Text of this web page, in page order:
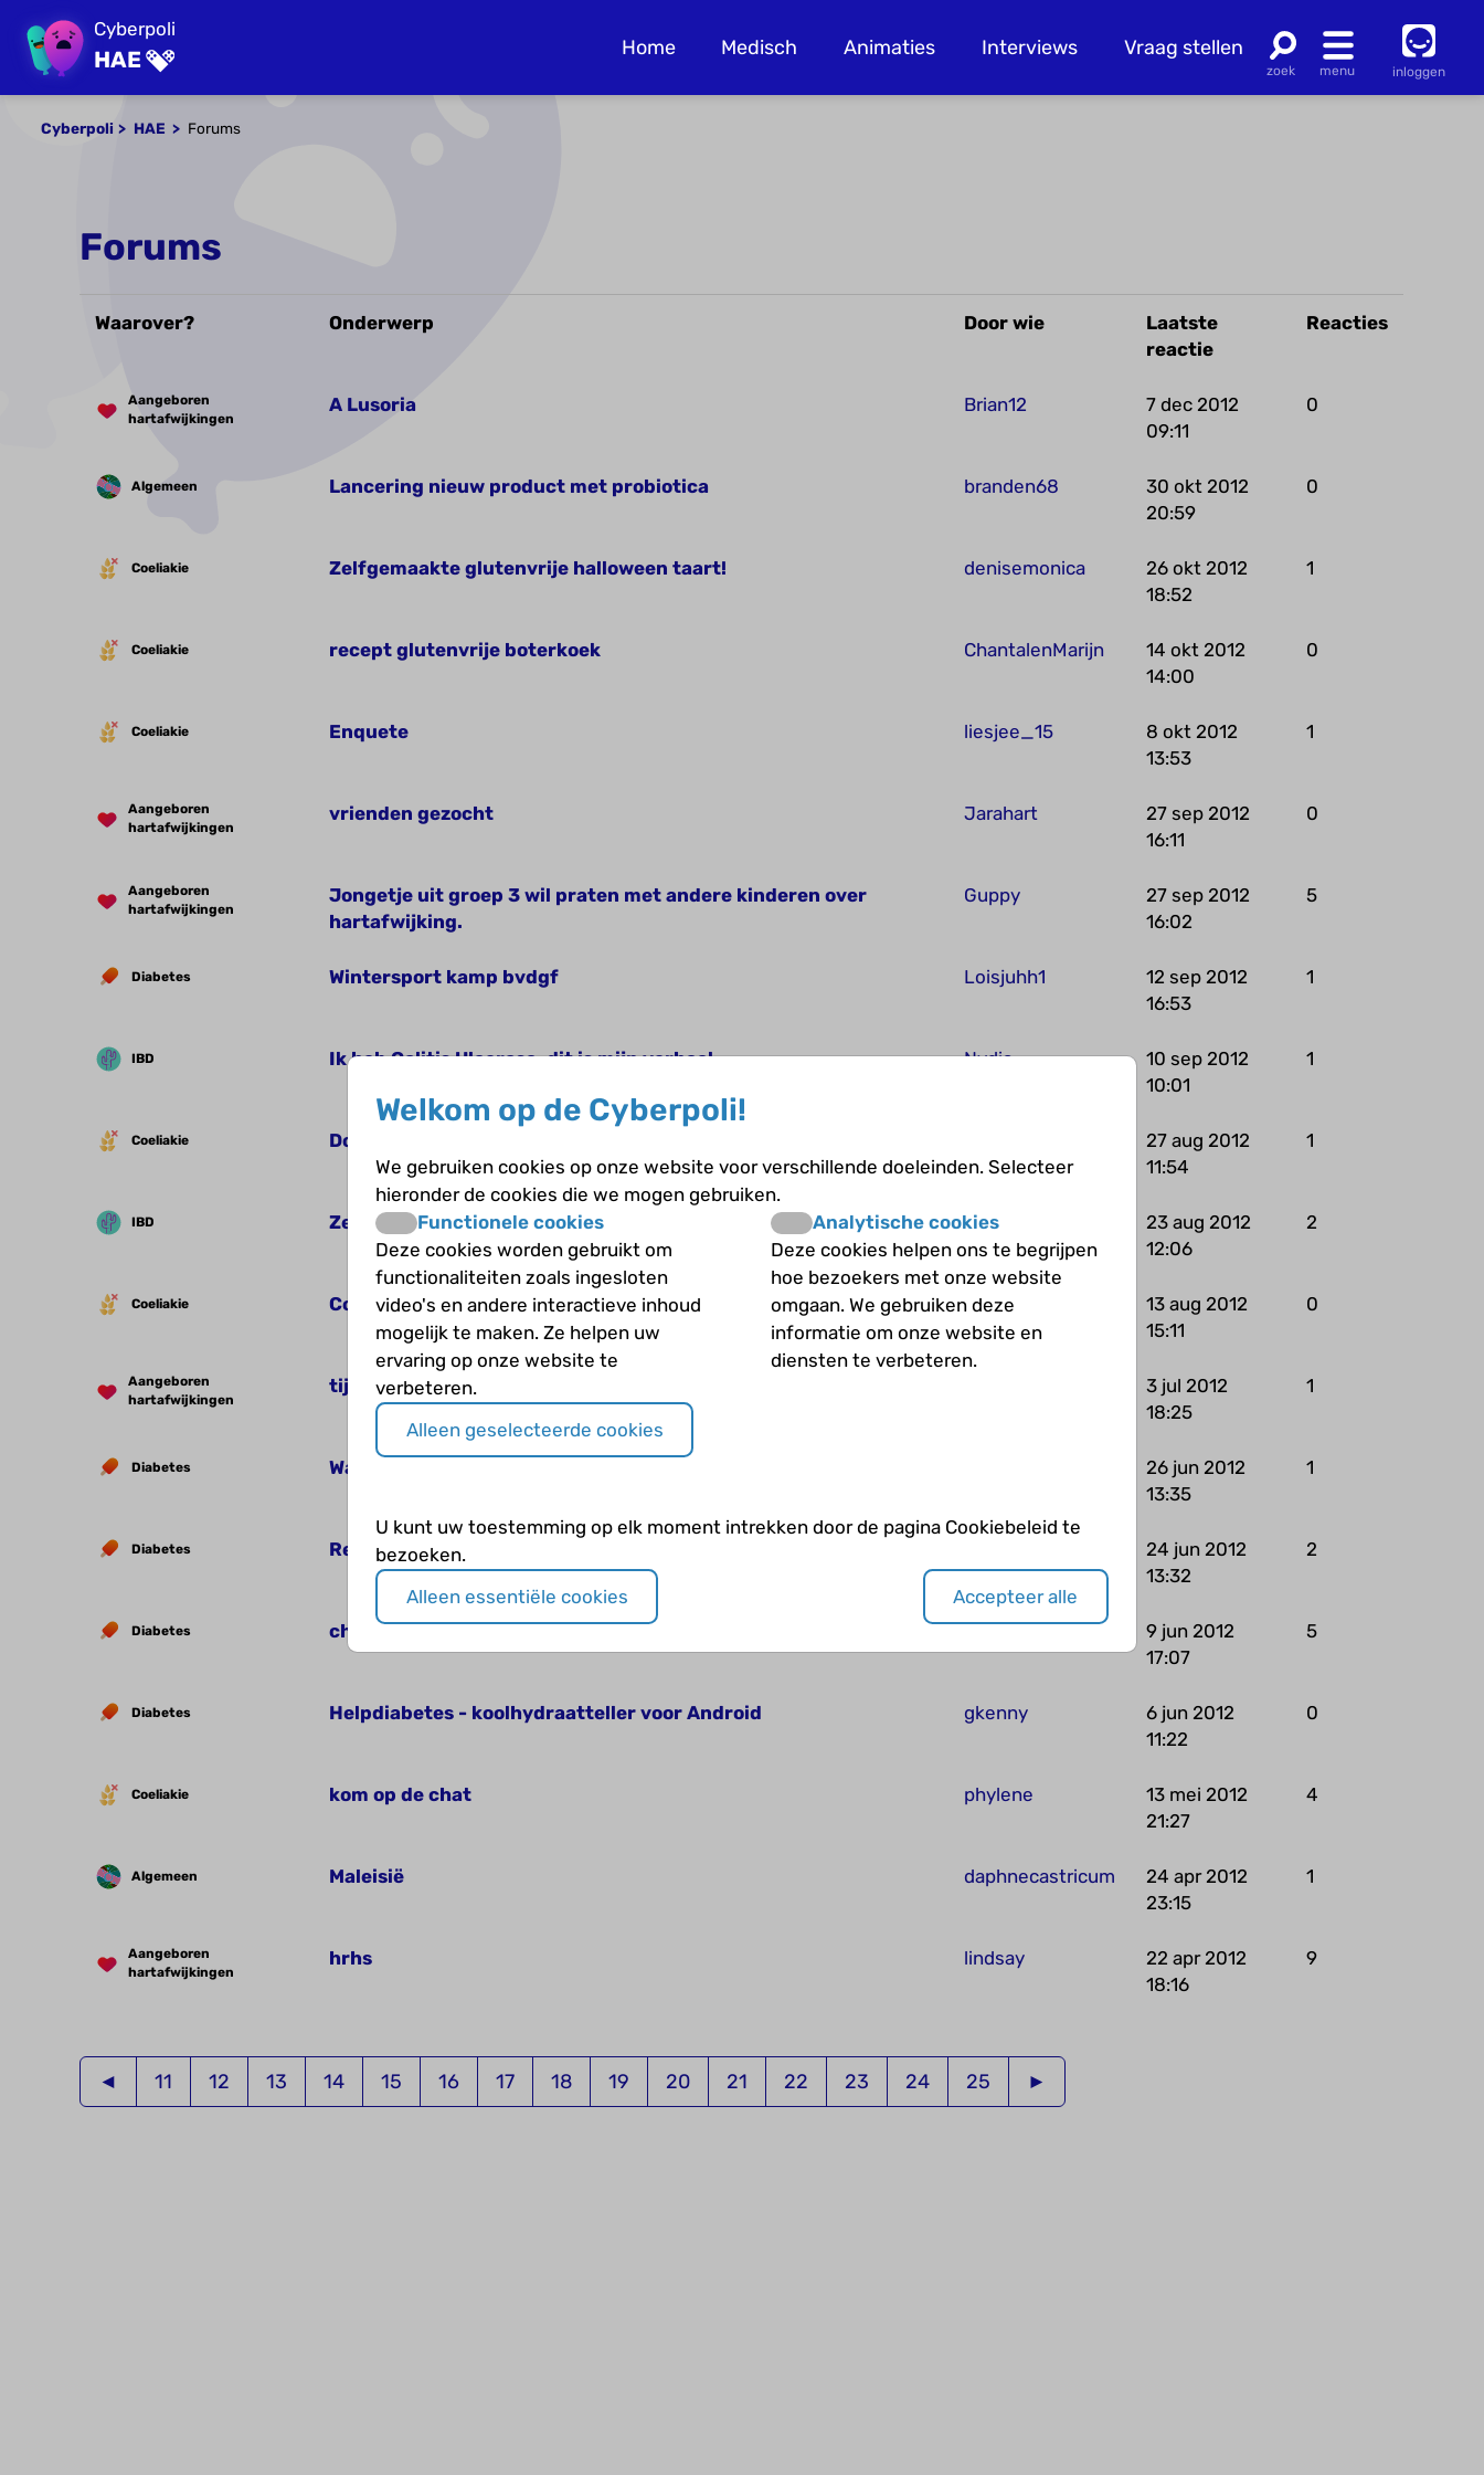
Cyberpoli
HAE Home Medisch Animaties Interviews Vraag stellen
inloggen
Cyberpoli HAE Forums
Forums
Waarover? Onderwerp Door wie
Laatste
reactie
Reacties
Aangeboren
hartafwijkingen
A Lusoria Brian12
7 dec 2012
09:11
0
Algemeen Lancering nieuw product met probiotica branden68
30 okt 2012
20:59
0
Coeliakie Zelfgemaakte glutenvrije halloween taart! denisemonica
26 okt 2012
18:52
1
Coeliakie recept glutenvrije boterkoek ChantalenMarijn
14 okt 2012
14:00
0
Coeliakie Enquete liesjee_15
8 okt 2012
13:53
1
Aangeboren
hartafwijkingen
vrienden gezocht Jarahart
27 sep 2012
16:11
0
Aangeboren
hartafwijkingen
Jongetje uit groep 3 wil praten met andere kinderen over
hartafwijking.
Guppy
27 sep 2012
16:02
5
Diabetes Wintersport kamp bvdgf Loisjuhh1
12 sep 2012
16:53
1
IBD Ik heb Colitis Ulcerosa, dit is mijn verhaal Nydia
10 sep 2012
10:01
1
Coeliakie Donor worden?
27 aug 2012
11:54
1
IBD Ze weten nog steeds niet wat het precies is. Lindyb14
23 aug 2012
12:06
2
Coeliakie Coeliakie kamp ladyme13
13 aug 2012
15:11
0
Aangeboren
hartafwijkingen
tijd
3 jul 2012
18:25
1
Diabetes Wat missen jullie als patiënt in de zorg naar Diabetes?
26 jun 2012
13:35
1
Diabetes Reizen en diabetes
24 jun 2012
13:32
2
Diabetes chatten! knuffel
9 jun 2012
17:07
5
Diabetes Helpdiabetes - koolhydraatteller voor Android gkenny
6 jun 2012
11:22
0
Coeliakie kom op de chat phylene
13 mei 2012
21:27
4
Algemeen Maleisië daphnecastricum
24 apr 2012
23:15
1
Aangeboren
hartafwijkingen
hrhs lindsay
22 apr 2012
18:16
9
◄ 11 12 13 14 15 16 17 18 19 20 21 22 23 24 25 ►
Welkom op de Cyberpoli!
We gebruiken cookies op onze website voor verschillende doeleinden. Selecteer
hieronder de cookies die we mogen gebruiken.
Functionele cookies
Deze cookies worden gebruikt om
functionaliteiten zoals ingesloten
video's en andere interactieve inhoud
mogelijk te maken. Ze helpen uw
ervaring op onze website te
verbeteren.
Analytische cookies
Deze cookies helpen ons te begrijpen
hoe bezoekers met onze website
omgaan. We gebruiken deze
informatie om onze website en
diensten te verbeteren.
Alleen geselecteerde cookies
U kunt uw toestemming op elk moment intrekken door de pagina Cookiebeleid te
bezoeken.
Alleen essentiële cookies
Accepteer alle